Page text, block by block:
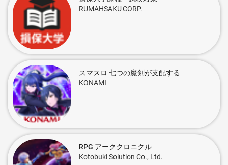
RUMAHSAKU CORP.
スマスロ 七つの魔剣が支配する
KONAMI
RPG アーククロニクル
Kotobuki Solution Co., Ltd.